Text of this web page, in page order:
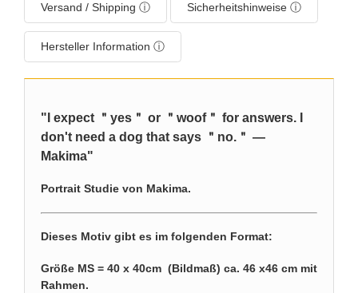
Versand / Shipping ⓘ Sicherheitshinweise ⓘ
Hersteller Information ⓘ
"I expect ＂yes＂ or ＂woof＂ for answers. I
don't need a dog that says ＂no.＂ ―
Makima"
Portrait Studie von Makima.
Dieses Motiv gibt es im folgenden Format:
Größe MS = 40 x 40cm (Bildmaß) ca. 46 x46 cm mit
Rahmen.